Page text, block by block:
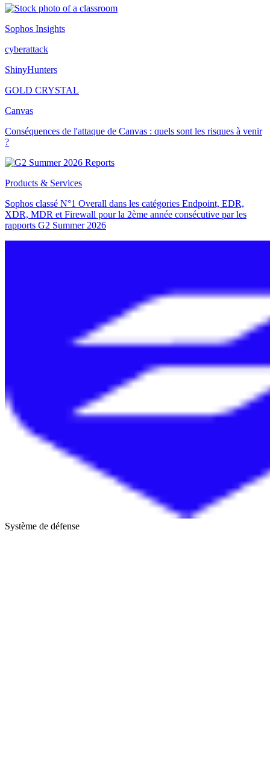
Sophos Insights
cyberattack
ShinyHunters
GOLD CRYSTAL
Canvas
Conséquences de l'attaque de Canvas : quels sont les risques à venir
?
Products & Services
Sophos classé N°1 Overall dans les catégories Endpoint, EDR,
XDR, MDR et Firewall pour la 2ème année consécutive par les
rapports G2 Summer 2026
Système de défense